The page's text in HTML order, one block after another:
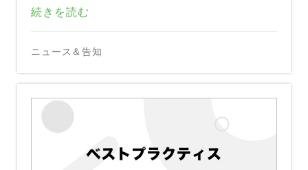
ィック量の増加に最善の準備をするために、必
要に応じて動的にスケーリングできるように準
備しています。
ムの1つまたは複数が、お客様へのサービス提
ストをいつでも実施しているのです。2013年
以来、当社のプロセスと実践をお客様と共有し
ものではありません。私たちは、プラットフォ
ームアーキテクチャ、ベストプラクティス、そ
に努力し続けるチームに適した要素を備えてい
します。メンテナンスのために計画的なダウン
タイムを実施することはありません。問題が発
生した場合、設定された配信期間内にお客様が
フォーム製品に冗長性を持たせています。
今、これまで以上にデジタルビジネスが稼働し
本記事は米国PagerDuty社のサイトで公開さ
れているものをDigital Stacksが日本語に訳し
たものです。無断複製を禁じます。原文はこち
環境に突然移行することによる影響を軽減する
ために、財務リスクを最小限に抑え、コストを
削減する必要性をますます感じることになりま
一部の人にとっては、ビジネスの継続性を維持
宅で仕事をしているときもビジネスの物理コン
ポーネントは実行し続けています。他の人にと
っては、社内外の顧客に対するデジタルサービ
っています。最近の調査で判明したように、す
べての組織や部門が同じように影響を受けるわ
このような環境では、会社の種類に関係なく、
し、デジタルトランスフォーメーションを加速
するという3つのニーズに集約されます。困難
なように思われるかもしれませんが、楽観的な
見方があります。適切なテクノロジーソリュー
ションを導入することで、組織は予算を拡大
ために、対応チームの効率を向上させ、デジタ
ルファーストの世界でお客様との関係を保護で
積極的なインシデント対応
デジタルサービスへの信じられないほどのアク
続きを読む
ニュース＆告知